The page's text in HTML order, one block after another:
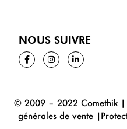
NOUS SUIVRE
© 2009 – 2022 Comethik |
générales de vente|